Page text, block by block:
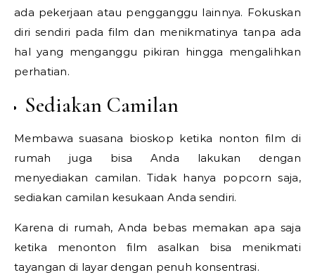
ada pekerjaan atau pengganggu lainnya. Fokuskan
diri sendiri pada film dan menikmatinya tanpa ada
hal yang menganggu pikiran hingga mengalihkan
perhatian.
Sediakan Camilan
Membawa suasana bioskop ketika nonton film di
rumah juga bisa Anda lakukan dengan
menyediakan camilan. Tidak hanya popcorn saja,
sediakan camilan kesukaan Anda sendiri.
Karena di rumah, Anda bebas memakan apa saja
ketika menonton film asalkan bisa menikmati
tayangan di layar dengan penuh konsentrasi.